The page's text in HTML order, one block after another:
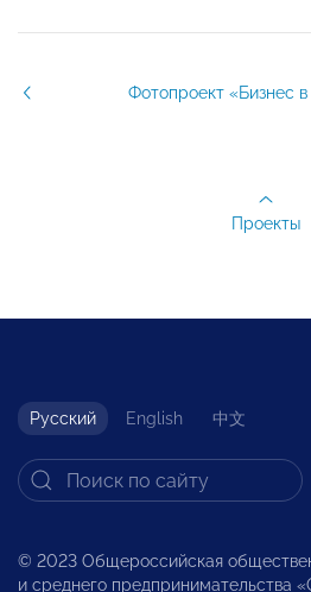
Фотопроект «Бизнес
Проекты
Русский English 中文
© 2023 Общероссийская
и среднего